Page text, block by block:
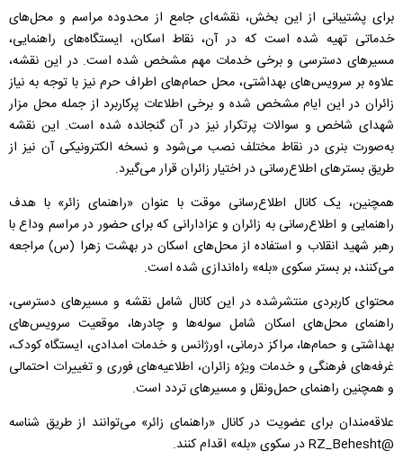
برای پشتیبانی از این بخش، نقشه‌ای جامع از محدوده مراسم و محل‌های
خدماتی تهیه شده است که در آن، نقاط اسکان، ایستگاه‌های راهنمایی،
مسیر‌های دسترسی و برخی خدمات مهم مشخص شده است. در این نقشه،
علاوه بر سرویس‌های بهداشتی، محل حمام‌های اطراف حرم نیز با توجه به نیاز
زائران در این ایام مشخص شده و برخی اطلاعات پرکاربرد از جمله محل مزار
شهدای شاخص و سوالات پرتکرار نیز در آن گنجانده شده است. این نقشه
به‌صورت بنری در نقاط مختلف نصب می‌شود و نسخه الکترونیکی آن نیز از
طریق بستر‌های اطلاع‌رسانی در اختیار زائران قرار می‌گیرد.
همچنین، یک کانال اطلاع‌رسانی موقت با عنوان «راهنمای زائر» با هدف
راهنمایی و اطلاع‌رسانی به زائران و عزادارانی که برای حضور در مراسم وداع با
رهبر شهید انقلاب و استفاده از محل‌های اسکان در بهشت زهرا (س) مراجعه
می‌کنند، بر بستر سکوی «بله» راه‌اندازی شده است.
محتوای کاربردی منتشرشده در این کانال شامل نقشه و مسیر‌های دسترسی،
راهنمای محل‌های اسکان شامل سوله‌ها و چادرها، موقعیت سرویس‌های
بهداشتی و حمام‌ها، مراکز درمانی، اورژانس و خدمات امدادی، ایستگاه کودک،
غرفه‌های فرهنگی و خدمات ویژه زائران، اطلاعیه‌های فوری و تغییرات احتمالی
و همچنین راهنمای حمل‌ونقل و مسیر‌های تردد است.
علاقه‌مندان برای عضویت در کانال «راهنمای زائر» می‌توانند از طریق شناسه
@RZ_Behesht در سکوی «بله» اقدام کنند.